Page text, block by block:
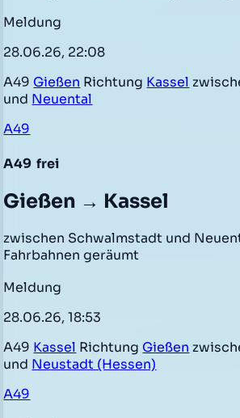
Meldung
28.06.26, 22:08
A49 Gießen Richtung Kassel
und Neuental
A49
A49 frei
Gießen → Kassel
zwischen Schwalmstadt und
Fahrbahnen geräumt
Meldung
28.06.26, 18:53
A49 Kassel Richtung Gießen
und Neustadt (Hessen)
A49